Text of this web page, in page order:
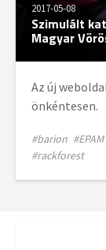
2017-05-08
Szimulált
Magyar
Az új
önkéntesen.
#barion #EPAM
#rackforest